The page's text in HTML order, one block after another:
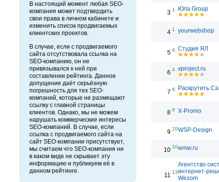
В настоящий момент любая SEO-
компания может подтвердить
свои права в личном кабинете и
изменить список продвигаемых
клиентских проектов.
В случае, если с продвигаемого
сайта отсутствовала ссылка на
SEO-компанию, он не
привязывался к ней при
составлении рейтинга. Данное
допущение даёт серьёзную
погрешность для тех SEO-
компаний, которые не размещают
ссылку с главной страницы
клиентов. Однако, мы не можем
нарушать коммерческие интересы
SEO-компаний. В случае, если
ссылка с продвигаемого сайта на
сайт SEO-компании присутствует,
мы считаем что SEO-компания ни
в каком виде не скрывает эту
информацию и публикуем её в
данном рейтинге.
3 1 Юла Group
4 1 yourwebshop
5 4 Студия ЯЛ
6 4 xproject.ru
7 8 Раскрутить
8 9 X-Promo
9 10WSP-Design
10 10wmw.ru
11 13
Агентство
интернет-
Wezom